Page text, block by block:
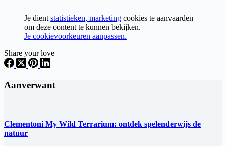
Je dientstatistieken, marketing cookies te aanvaarden
om deze content te kunnen bekijken.
Je cookievoorkeuren aanpassen.
Share your love
Aanverwant
Clementoni My Wild Terrarium: ontdek spelenderwijs de
natuur